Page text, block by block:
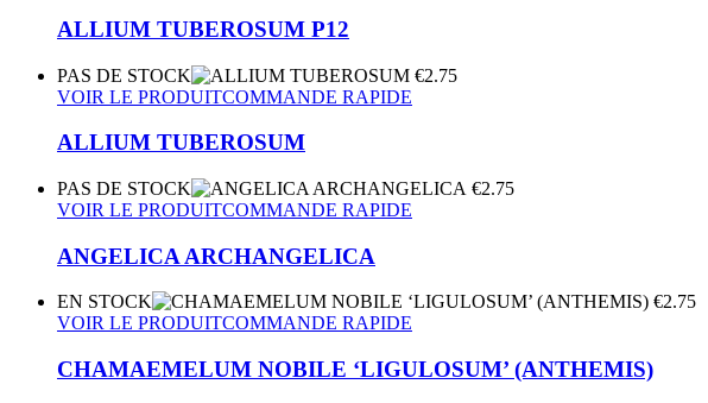
ALLIUM TUBEROSUM P12
PAS DE STOCK €2.75
VOIR LE PRODUITCOMMANDE RAPIDE
ALLIUM TUBEROSUM
PAS DE STOCK €2.75
VOIR LE PRODUITCOMMANDE RAPIDE
ANGELICA ARCHANGELICA
EN STOCK €2.75
VOIR LE PRODUITCOMMANDE RAPIDE
CHAMAEMELUM NOBILE ‘LIGULOSUM’ (ANTHEMIS)